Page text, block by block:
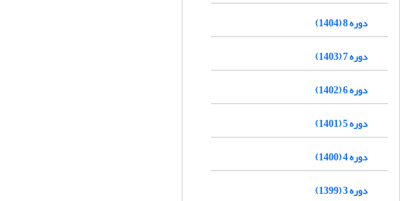
دوره 8 (1404)
دوره 7 (1403)
دوره 6 (1402)
دوره 5 (1401)
دوره 4 (1400)
دوره 3 (1399)